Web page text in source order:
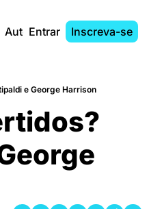
AutoresEntrar Inscreva-se
e George Harrison